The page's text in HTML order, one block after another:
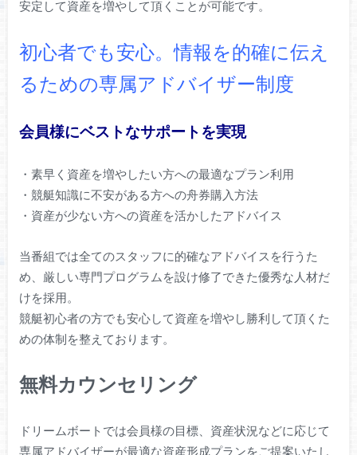
安定して資産を増やして頂くことが可能です。
初心者でも安心。情報を的確に伝え
るための専属アドバイザー制度
会員様にベストなサポートを実現
・素早く資産を増やしたい方への最適なプラン利用
・競艇知識に不安がある方への舟券購入方法
・資産が少ない方への資産を活かしたアドバイス
当番組では全てのスタッフに的確なアドバイスを行うた
め、厳しい専門プログラムを設け修了できた優秀な人材だ
けを採用。
競艇初心者の方でも安心して資産を増やし勝利して頂くた
めの体制を整えております。
無料カウンセリング
ドリームボートでは会員様の目標、資産状況などに応じて
専属アドバイザーが最適な資産形成プランをご提案いたし